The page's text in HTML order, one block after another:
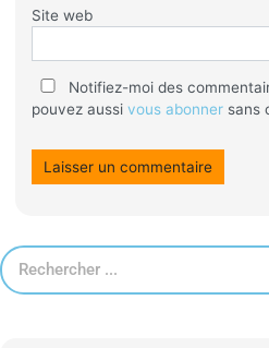
Site web
Notifiez-moi des
pouvez aussi vous abonnersans